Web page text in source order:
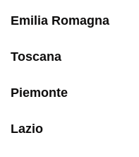
Emilia Romagna
Toscana
Piemonte
Lazio